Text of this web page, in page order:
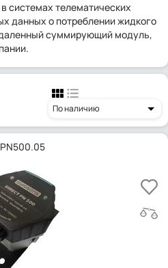
системах телематических
данных о потреблении жидкого
суммирующий модуль,
По наличию